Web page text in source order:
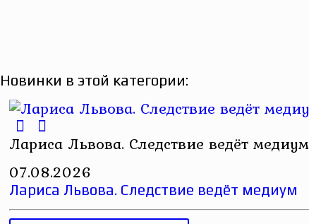
Новинки в этой категории:
Лариса Львова. Следствие ведёт медиум
07.08.2026
Лариса Львова. Следствие ведёт медиум